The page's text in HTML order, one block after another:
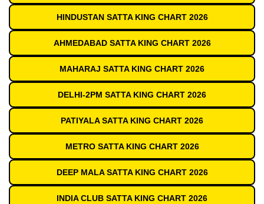
HINDUSTAN SATTA KING CHART 2026
AHMEDABAD SATTA KING CHART 2026
MAHARAJ SATTA KING CHART 2026
DELHI-2PM SATTA KING CHART 2026
PATIYALA SATTA KING CHART 2026
METRO SATTA KING CHART 2026
DEEP MALA SATTA KING CHART 2026
INDIA CLUB SATTA KING CHART 2026